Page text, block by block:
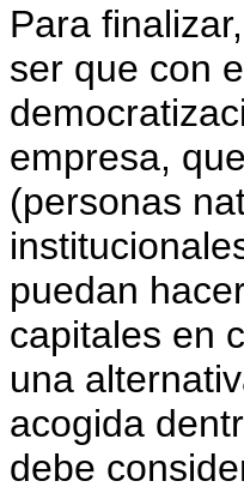
Para
ser que con
empresa,
(personas
puedan
capitales en
una
acogida
debe